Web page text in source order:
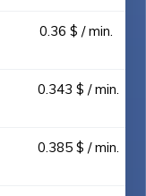
0.36 $ / min.
0.343 $ / min.
0.385 $ / min.